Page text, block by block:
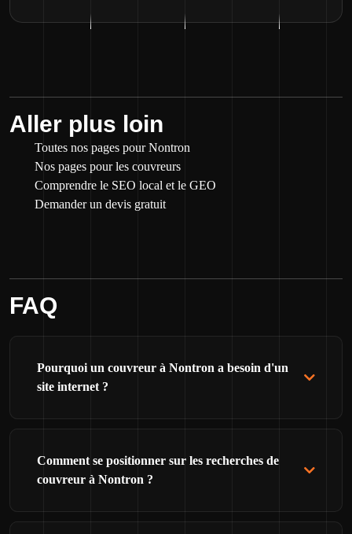
Aller plus loin
Toutes nos pages pour Nontron
Nos pages pour les couvreurs
Comprendre le SEO local et le GEO
Demander un devis gratuit
FAQ
Pourquoi un couvreur à Nontron a besoin d'un
site internet ?
Comment se positionner sur les recherches de
couvreur à Nontron ?